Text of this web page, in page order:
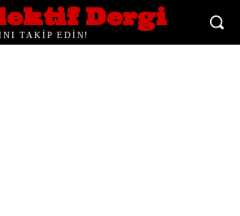
Dergi
TAKİP EDİN!